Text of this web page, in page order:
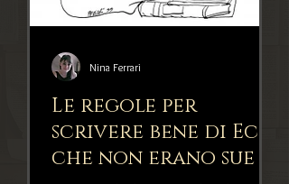
Le regole per
scrivere bene di Eco,
che non erano sue e
Nina Ferrari